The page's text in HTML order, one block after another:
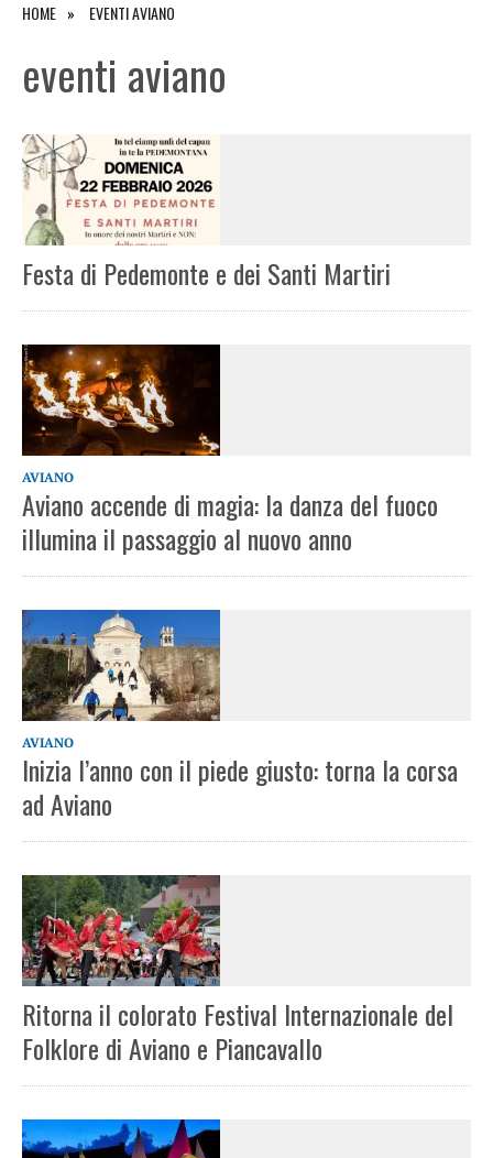
HOME EVENTI AVIANO
eventi aviano
Festa di Pedemonte e dei Santi Martiri
AVIANO
Aviano accende di magia: la danza del fuoco
illumina il passaggio al nuovo anno
AVIANO
Inizia l’anno con il piede giusto: torna la corsa
ad Aviano
Ritorna il colorato Festival Internazionale del
Folklore di Aviano e Piancavallo